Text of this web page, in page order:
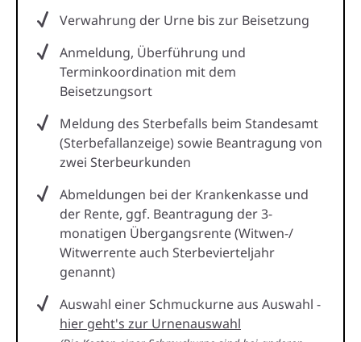
Verwahrung der Urne bis zur Beisetzung
Anmeldung, Überführung und
Terminkoordination mit dem
Beisetzungsort
Meldung des Sterbefalls beim Standesamt
(Sterbefallanzeige) sowie Beantragung von
zwei Sterbeurkunden
Abmeldungen bei der Krankenkasse und
der Rente, ggf. Beantragung der 3-
monatigen Übergangsrente (Witwen-/
Witwerrente auch Sterbevierteljahr
genannt)
Auswahl einer Schmuckurne aus Auswahl -
hier geht's zur Urnenauswahl